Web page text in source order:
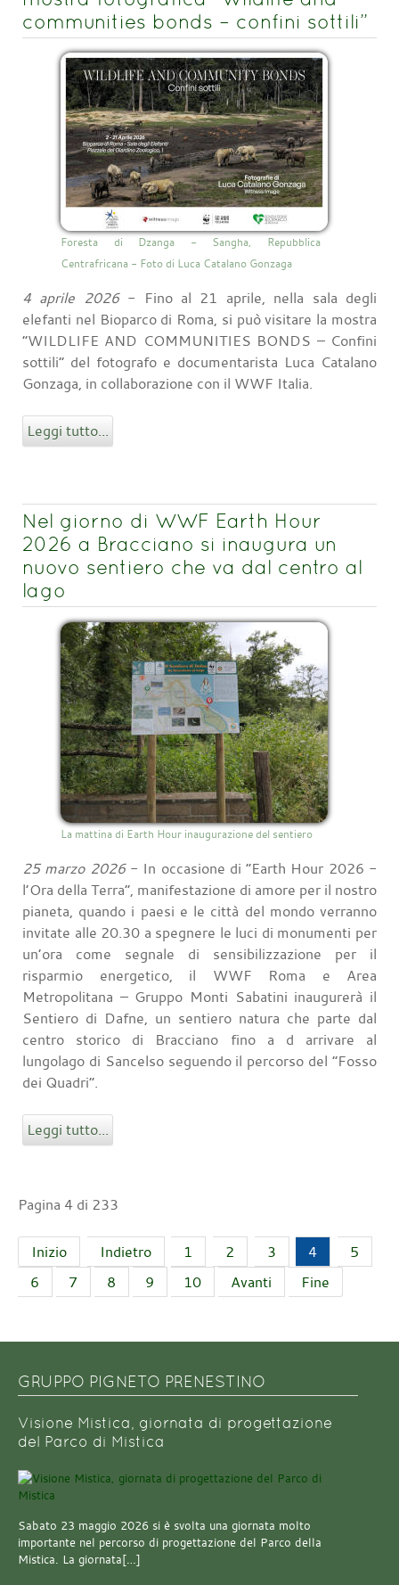
communities bonds – confini sottili”
Foresta di Dzanga - Sangha, Repubblica
Centrafricana - Foto di Luca Catalano Gonzaga
4 aprile 2026- Fino al 21 aprile, nella sala degli
elefanti nel Bioparco di Roma, si può visitare la mostra
“WILDLIFE AND COMMUNITIES BONDS – Confini
sottili” del fotografo e documentarista Luca Catalano
Gonzaga, in collaborazione con il WWF Italia.
Leggi tutto...
Nel giorno di WWF Earth Hour
2026 a Bracciano si inaugura un
nuovo sentiero che va dal centro al
lago
La mattina di Earth Hour inaugurazione del sentiero
25 marzo 2026- In occasione di “Earth Hour 2026 -
l’Ora della Terra”, manifestazione di amore per il nostro
pianeta, quando i paesi e le città del mondo verranno
invitate alle 20.30 a spegnere le luci di monumenti per
un’ora come segnale di sensibilizzazione per il
risparmio energetico, il WWF Roma e Area
Metropolitana – Gruppo Monti Sabatini inaugurerà il
Sentiero di Dafne, un sentiero natura che parte dal
centro storico di Bracciano fino a d arrivare al
lungolago di Sancelso seguendo il percorso del “Fosso
dei Quadri”.
Leggi tutto...
Pagina 4 di 233
Inizio Indietro 1 2 3 4
5
6
7 8 9 10 Avanti Fine
GRUPPO PIGNETO PRENESTINO
Visione Mistica, giornata di progettazione
del Parco di Mistica
Sabato 23 maggio 2026 si è svolta una giornata molto
importante nel percorso di progettazione del Parco della
Mistica. La giornata[…]